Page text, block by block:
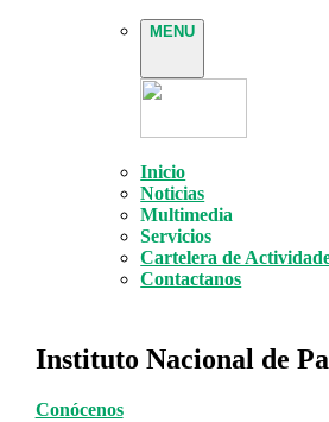
MENU
Inicio
Noticias
Multimedia
Servicios
Cartelera de
Contactanos
Instituto Nacional de
Conócenos